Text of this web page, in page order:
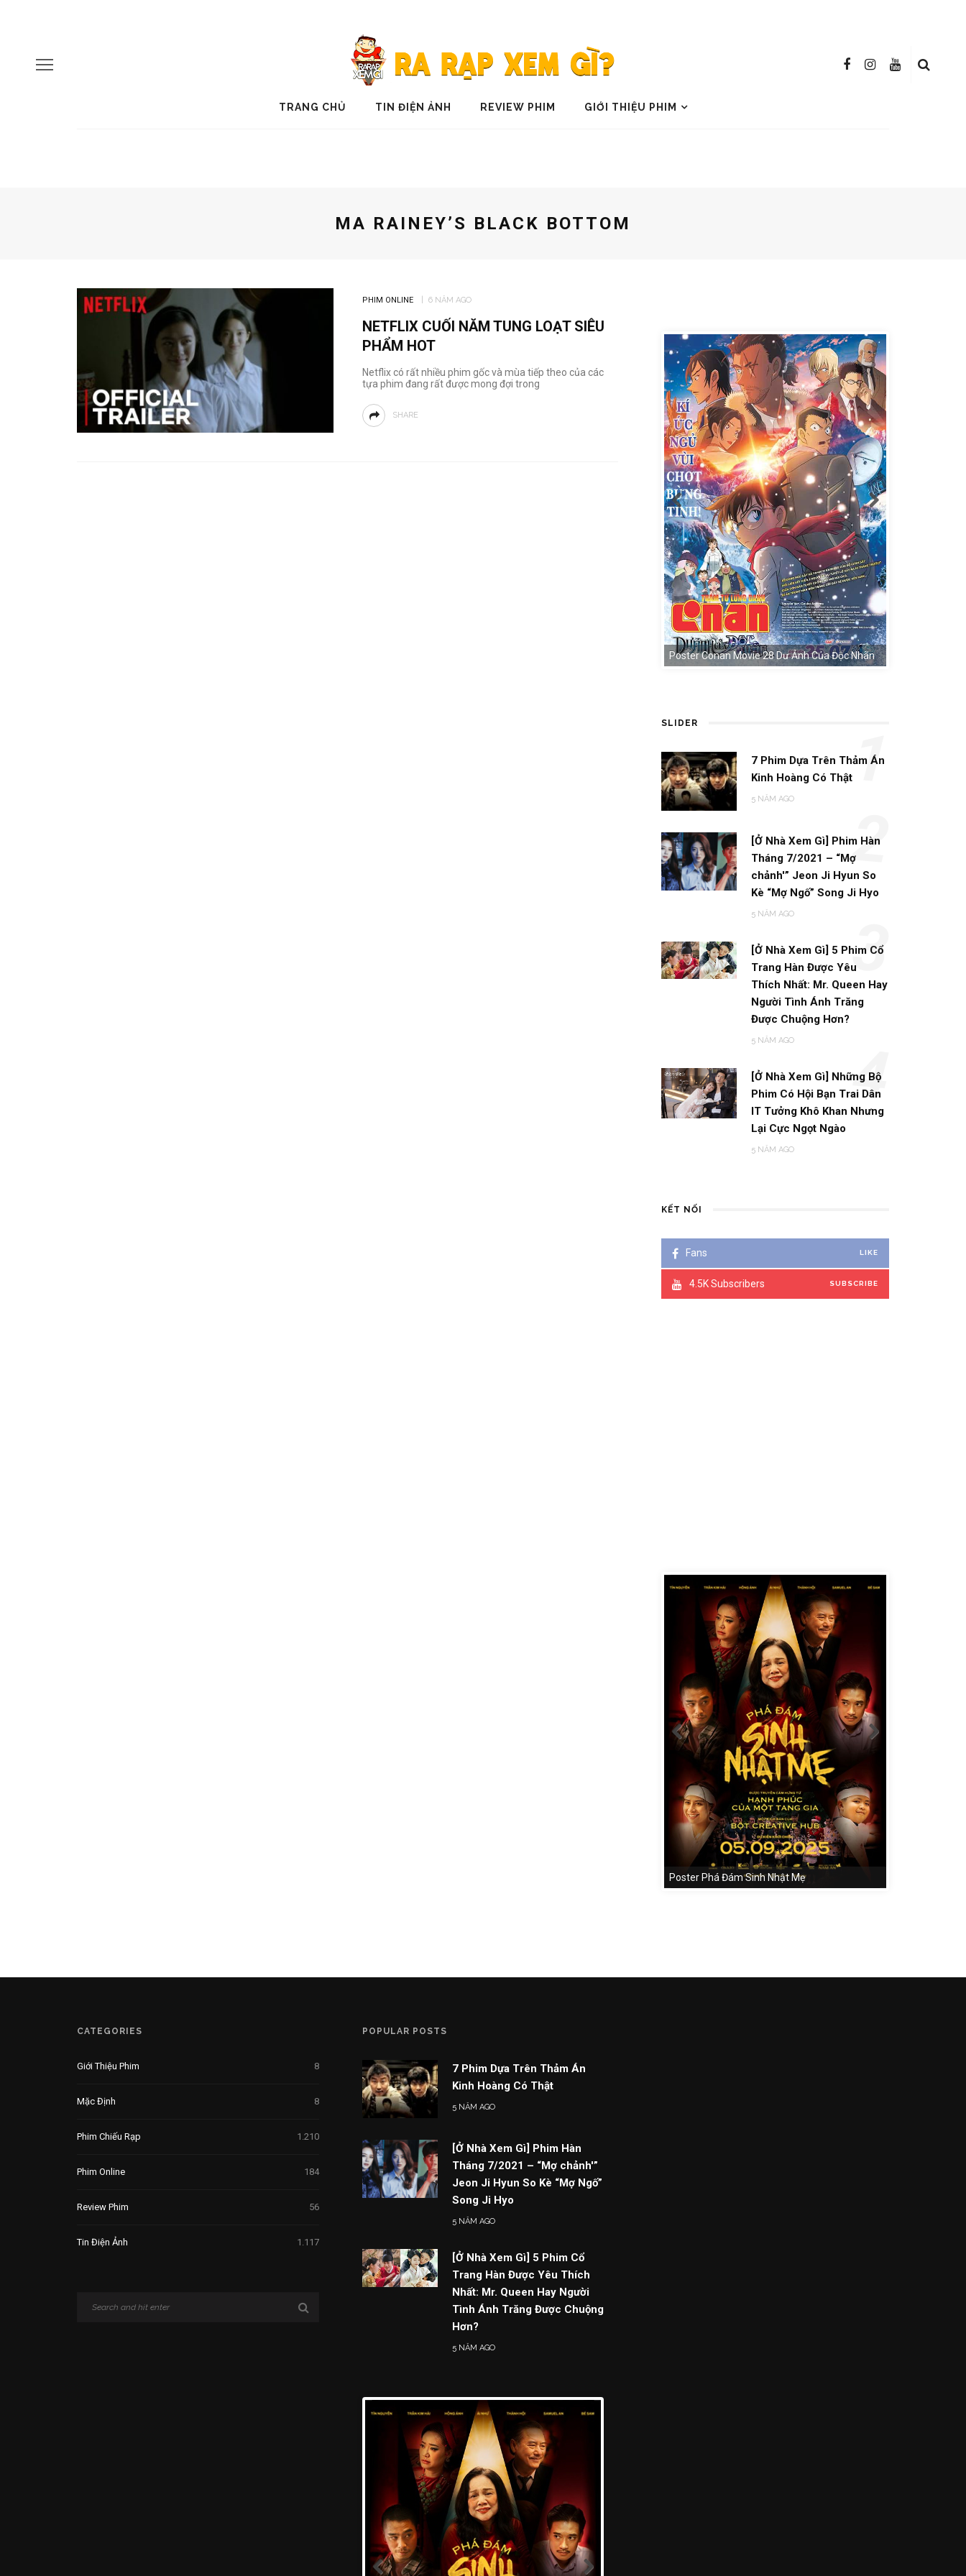
TRANG CHỦ TIN ĐIỆN ẢNH REVIEW PHIM GIỚI THIỆU PHIM
MA RAINEY’S BLACK BOTTOM
PHIM ONLINE 6 NĂM AGO
NETFLIX CUỐI NĂM TUNG LOẠT SIÊU
PHẨM HOT
Netflix có rất nhiều phim gốc và mùa tiếp theo của các
tựa phim đang rất được mong đợi trong
SHARE
Poster Conan Movie 28 Dư Ảnh Của Độc Nhãn
SLIDER
7 Phim Dựa Trên Thảm Án
Kinh Hoàng Có Thật
5 NĂM AGO
1
[Ở Nhà Xem Gì] Phim Hàn
Tháng 7/2021 – “Mợ
chảnh'” Jeon Ji Hyun So
Kè “Mợ Ngố” Song Ji Hyo
5 NĂM AGO
2
[Ở Nhà Xem Gì] 5 Phim Cổ
Trang Hàn Được Yêu
Thích Nhất: Mr. Queen Hay
Người Tình Ánh Trăng
Được Chuộng Hơn?
5 NĂM AGO
3
[Ở Nhà Xem Gì] Những Bộ
Phim Có Hội Bạn Trai Dân
IT Tưởng Khô Khan Nhưng
Lại Cực Ngọt Ngào
5 NĂM AGO
4
KẾT NỐI
Fans LIKE
4.5K Subscribers SUBSCRIBE
Poster Phá Đám Sinh Nhật Mẹ
CATEGORIES
Giới Thiệu Phim 8
Mặc Định 8
Phim Chiếu Rạp 1.210
Phim Online 184
Review Phim 56
Tin Điện Ảnh 1.117
POPULAR POSTS
7 Phim Dựa Trên Thảm Án
Kinh Hoàng Có Thật
5 NĂM AGO
[Ở Nhà Xem Gì] Phim Hàn
Tháng 7/2021 – “Mợ chảnh'”
Jeon Ji Hyun So Kè “Mợ Ngố”
Song Ji Hyo
5 NĂM AGO
[Ở Nhà Xem Gì] 5 Phim Cổ
Trang Hàn Được Yêu Thích
Nhất: Mr. Queen Hay Người
Tình Ánh Trăng Được Chuộng
Hơn?
5 NĂM AGO